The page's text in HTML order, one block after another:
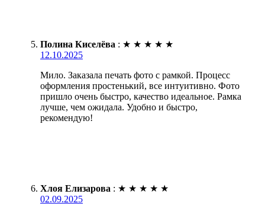
Полина Киселёва : ★ ★ ★ ★ ★
12.10.2025
Мило. Заказала печать фото с рамкой. Процесс
оформления простенький, все интуитивно. Фото
пришло очень быстро, качество идеальное. Рамка
лучше, чем ожидала. Удобно и быстро,
рекомендую!
Хлоя Елизарова : ★ ★ ★ ★ ★
02.09.2025